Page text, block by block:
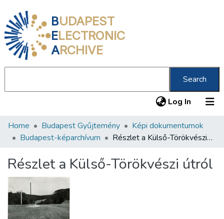
BUDAPEST
ELECTRONIC
ARCHIVE
Search
Log In (current)
Communities & Collections
Statistics
About us
Home Budapest Gyűjtemény
Képi dokumentumok
Budapest-képarchívum
Részlet a Külső-Törökvészi útról
Részlet a Külső-Törökvészi útról